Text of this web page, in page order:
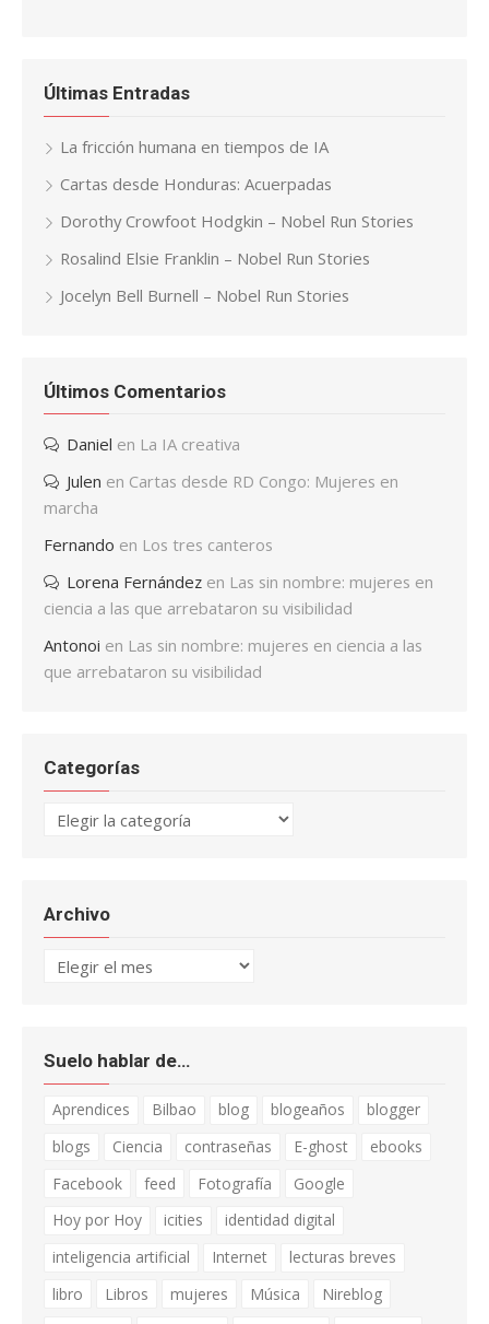
Últimas Entradas
La fricción humana en tiempos de IA
Cartas desde Honduras: Acuerpadas
Dorothy Crowfoot Hodgkin – Nobel Run Stories
Rosalind Elsie Franklin – Nobel Run Stories
Jocelyn Bell Burnell – Nobel Run Stories
Últimos Comentarios
Daniel en La IA creativa
Julen en Cartas desde RD Congo: Mujeres en
marcha
Fernando en Los tres canteros
Lorena Fernández en Las sin nombre: mujeres en
ciencia a las que arrebataron su visibilidad
Antonoi en Las sin nombre: mujeres en ciencia a las
que arrebataron su visibilidad
Categorías
Categorías
Archivo
Archivo
Suelo hablar de…
Aprendices Bilbao blog blogeaños
blogger
blogs
Ciencia contraseñas E-ghost
ebooks
Facebook
feed Fotografía
Google
Hoy por Hoy
icities
identidad digital
inteligencia artificial
Internet
lecturas breves
libro
Libros mujeres Música
Nireblog